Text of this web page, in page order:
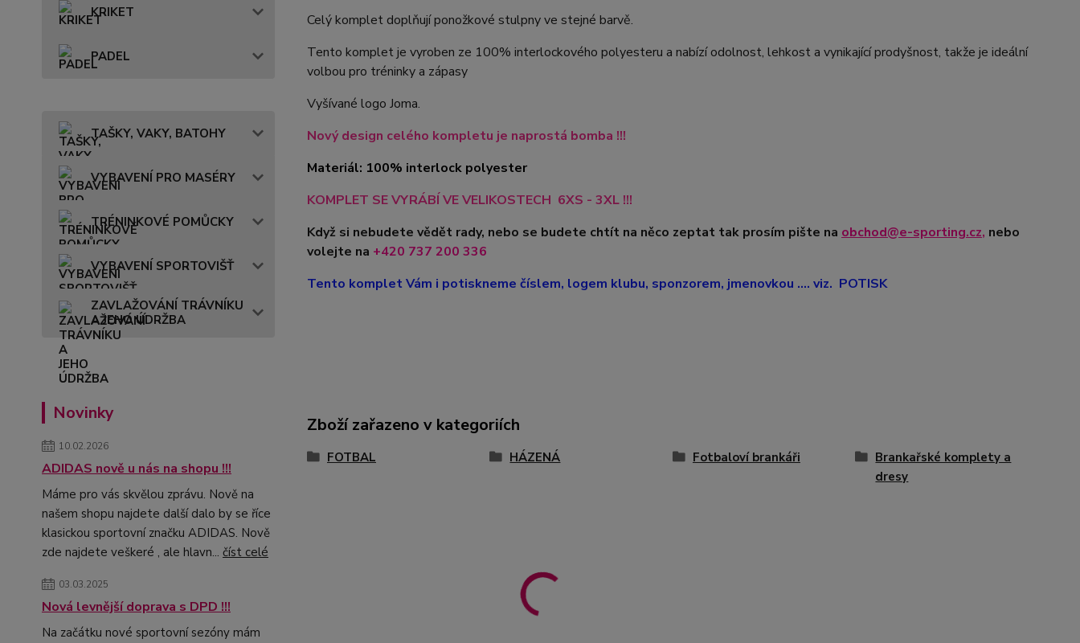
KRIKET
PADEL
TAŠKY, VAKY, BATOHY
VYBAVENÍ PRO MASÉRY
TRÉNINKOVÉ POMŮCKY
VYBAVENÍ SPORTOVIŠŤ
ZAVLAŽOVÁNÍ TRÁVNÍKU
A JEHO ÚDRŽBA
Novinky
10.02.2026
ADIDAS nově u nás na shopu !!!
Máme pro vás skvělou zprávu. Nově na
našem shopu najdete další dalo by se říce
klasickou sportovní značku ADIDAS. Nově
zde najdete veškeré , ale hlavn... číst celé
03.03.2025
Nová levnější doprava s DPD !!!
Na začátku nové sportovní sezóny mám
Celý komplet doplňují ponožkové stulpny ve stejné barvě.
Tento komplet je vyroben ze 100% interlockového polyesteru a nabízí odolnost, lehkost a vynikající prodyšnost, takže je ideální
volbou pro tréninky a zápasy
Vyšívané logo Joma.
Nový design celého kompletu je naprostá bomba !!!
Materiál: 100% interlock polyester
KOMPLET SE VYRÁBÍ VE VELIKOSTECH 6XS - 3XL !!!
Když si nebudete vědět rady, nebo se budete chtít na něco zeptat tak prosím pište na obchod@e-sporting.cz, nebo
volejte na +420 737 200 336
Tento komplet Vám i potiskneme číslem, logem klubu, sponzorem, jmenovkou .... viz. POTISK
Zboží zařazeno v kategoriích
FOTBAL HÁZENÁ Fotbaloví brankáři
Brankařské komplety a
dresy